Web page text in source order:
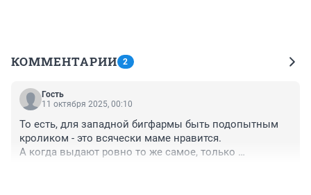
КОММЕНТАРИИ 2
Гость
11 октября 2025, 00:10
То есть, для западной бигфармы быть подопытным
кроликом - это всячески маме нравится.
А когда выдают ровно то же самое, только